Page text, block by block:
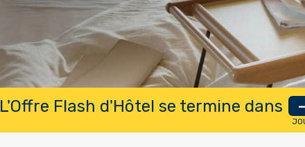
L'Offre Flash d'Hôtel se termine dans